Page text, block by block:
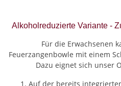
Alkoholreduzierte Variante -
Für die Erwachsenen
Feuerzangenbowle mit einem
Dazu eignet sich unser
Auf der bereits